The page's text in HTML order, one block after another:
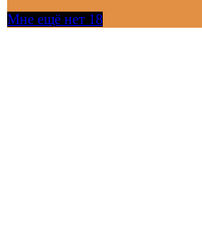
Мне ещё нет 18